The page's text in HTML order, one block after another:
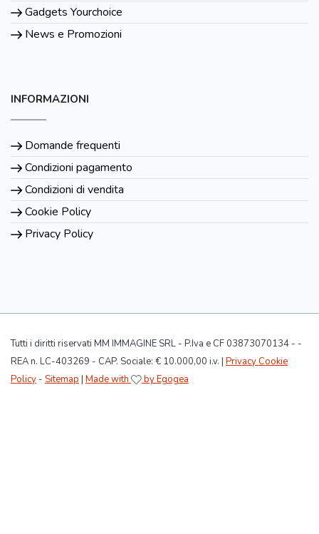
Gadgets Yourchoice
News e Promozioni
INFORMAZIONI
Domande frequenti
Condizioni pagamento
Condizioni di vendita
Cookie Policy
Privacy Policy
Tutti i diritti riservati MM IMMAGINE SRL - P.Iva e CF 03873070134 - -
REA n. LC-403269 - CAP. Sociale: € 10.000,00 i.v. | Privacy Cookie
Policy - Sitemap | Made with by Egogea